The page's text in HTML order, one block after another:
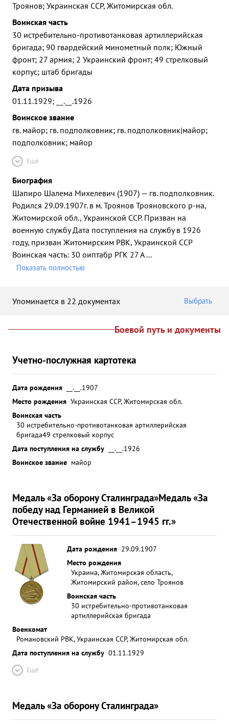
Троянов; Украинская ССР, Житомирская обл.
Воинская часть
30 истребительно-противотанковая артиллерийская
бригада; 90 гвардейский минометный полк; Южный
фронт; 27 армия; 2 Украинский фронт; 49 стрелковый
корпус; штаб бригады
Дата призыва
01.11.1929; __.__.1926
Воинское звание
гв. майор; гв. подполковник; гв. подполковник|майор;
подполковник; майор
Ещё
Биография
Шапиро Шалема Михелевич (1907) — гв. подполковник.
Родился 29.09.1907г. в м. Троянов Трояновского р-на,
Житомирской обл., Украинской ССР. Призван на
военную службу Дата поступления на службу в 1926
году, призван Житомирским РВК, Украинской ССР
Воинская часть: 30 оиптабр РГК 27 А ...
Показать полностью
Упоминается в 22 документах Выбрать
Боевой путь и документы
Учетно-послужная картотека
Дата рождения
__.__.1907
Место рождения Украинская ССР, Житомирская обл.
Воинская часть
30 истребительно-противотанковая артиллерийская
бригада49 стрелковый корпус
Дата поступления на службу
__.__.1926
Воинское звание майор
Медаль «За оборону Сталинграда»Медаль «За
победу над Германией в Великой
Отечественной войне 1941–1945 гг.»
Дата рождения 29.09.1907
Место рождения
Украина, Житомирская область,
Житомирский район, село Троянов
Воинская часть
30 истребительно-противотанковая
артиллерийская бригада
Военкомат
Романовский РВК, Украинская ССР, Житомирская обл.
Дата поступления на службу 01.11.1929
Ещё
Медаль «За оборону Сталинграда»